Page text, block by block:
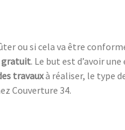
ou si cela va être
gratuit. Le but est d’avoir
travauxà réaliser, le type
Couverture 34.